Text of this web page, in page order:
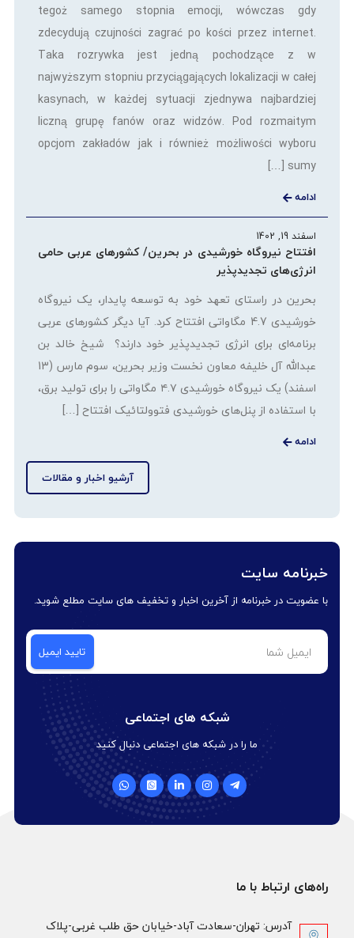
tegoż samego stopnia emocji, wówczas gdy
zdecydują czujności zagrać po kości przez internet.
Taka rozrywka jest jedną pochodzące z w
najwyższym stopniu przyciągających lokalizacji w całej
kasynach, w każdej sytuacji zjednywa najbardziej
liczną grupę fanów oraz widzów. Pod rozmaitym
opcjom zakładów jak i również możliwości wyboru
sumy […]
ادامه
اسفند 19, 1402
افتتاح نیروگاه خورشیدی در بحرین/ کشورهای عربی حامی
انرژی‌های تجدیدپذیر
بحرین در راستای تعهد خود به توسعه پایدار، یک نیروگاه
خورشیدی 4.7 مگاواتی افتتاح کرد. آیا دیگر کشورهای عربی
برنامه‌ای برای انرژی تجدیدپذیر خود دارند؟ شیخ خالد بن
عبدالله آل خلیفه معاون نخست وزیر بحرین، سوم مارس (13
اسفند) یک نیروگاه خورشیدی ۴.۷ مگاواتی را برای تولید برق،
با استفاده از پنل‌های خورشیدی فتوولتائیک افتتاح […]
ادامه
آرشیو اخبار و مقالات
خبرنامه سایت
با عضویت در خبرنامه از آخرین اخبار و تخفیف های سایت مطلع شوید.
شبکه های اجتماعی
ما را در شبکه های اجتماعی دنبال کنید
راه‌های ارتباط با ما
آدرس: تهران-سعادت آباد-خیابان حق طلب غربی-پلاک